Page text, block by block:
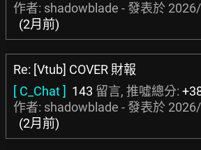
作者: shadowblade - 發表於
(2月前)
Re: [Vtub] COVER 財報
[ C_Chat ] 143 留言, 推噓總分:
作者: shadowblade - 發表於
(2月前)